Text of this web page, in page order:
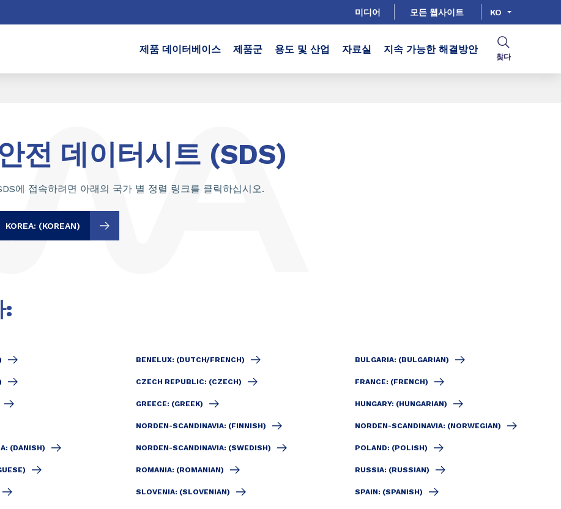
미디어 모든 웹사이트 KO
제품 데이터베이스 제품군 용도 및 산업 자료실 지속 가능한 해결방안
찾다
전 데이터시트 (SDS)
에 접속하려면 아래의 국가 별 정렬 링크를 클릭하십시오.
KOREA: (KOREAN)
:
BENELUX: (DUTCH/FRENCH) BULGARIA: (BULGARIAN)
CZECH REPUBLIC: (CZECH) FRANCE: (FRENCH)
GREECE: (GREEK) HUNGARY: (HUNGARIAN)
NORDEN-SCANDINAVIA: (FINNISH) NORDEN-SCANDINAVIA: (NORWEGIAN)
(DANISH) NORDEN-SCANDINAVIA: (SWEDISH) POLAND: (POLISH)
ROMANIA: (ROMANIAN) RUSSIA: (RUSSIAN)
SLOVENIA: (SLOVENIAN) SPAIN: (SPANISH)